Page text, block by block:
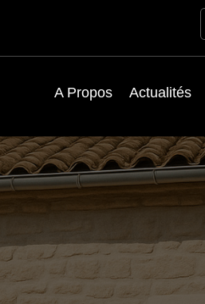
A Propos Actualités